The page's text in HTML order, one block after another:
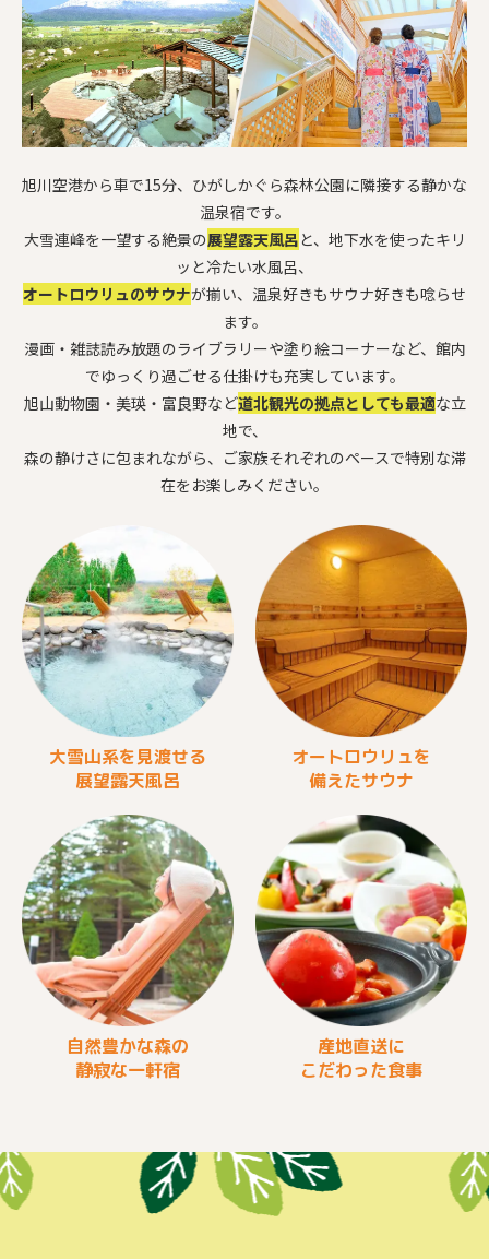
旭川空港から車で15分、ひがしかぐら森林公園に隣接する静かな
温泉宿です。
大雪連峰を一望する絶景の展望露天風呂と、地下水を使ったキリ
ッと冷たい水風呂、
オートロウリュのサウナが揃い、温泉好きもサウナ好きも唸らせ
ます。
漫画・雑誌読み放題のライブラリーや塗り絵コーナーなど、館内
でゆっくり過ごせる仕掛けも充実しています。
旭山動物園・美瑛・富良野など道北観光の拠点としても最適な立
地で、
森の静けさに包まれながら、ご家族それぞれのペースで特別な滞
在をお楽しみください。
大雪山系を見渡せる
展望露天風呂
オートロウリュを
備えたサウナ
自然豊かな森の
静寂な一軒宿
産地直送に
こだわった食事